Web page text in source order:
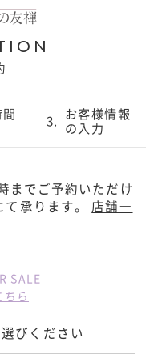
3. お客様情報
の入力
までご予約いただけ
承ります。 店舗一
SALE
ちら
びください